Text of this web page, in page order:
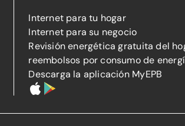
Internet para tu hogar
Internet para su negocio
Revisión energética gratuita del
reembolsos por consumo de
Descarga la aplicación MyEPB